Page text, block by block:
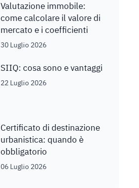
Valutazione immobile:
come calcolare il valore di
mercato e i coefficienti
30 Luglio 2026
SIIQ: cosa sono e vantaggi
22 Luglio 2026
Certificato di destinazione
urbanistica: quando è
obbligatorio
06 Luglio 2026